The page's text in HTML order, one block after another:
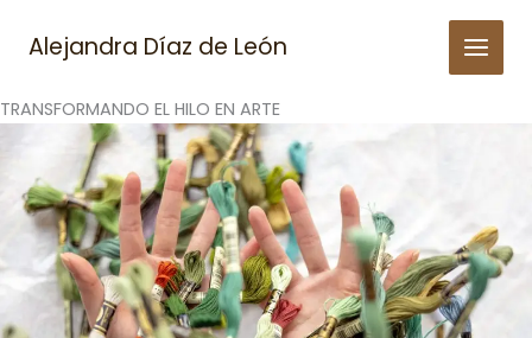
Alejandra Díaz de León
TRANSFORMANDO EL HILO EN ARTE